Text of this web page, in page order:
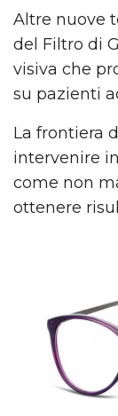
Altre nuove
del Filtro di
visiva che
su pazienti
La frontiera
intervenire
come non
ottenere